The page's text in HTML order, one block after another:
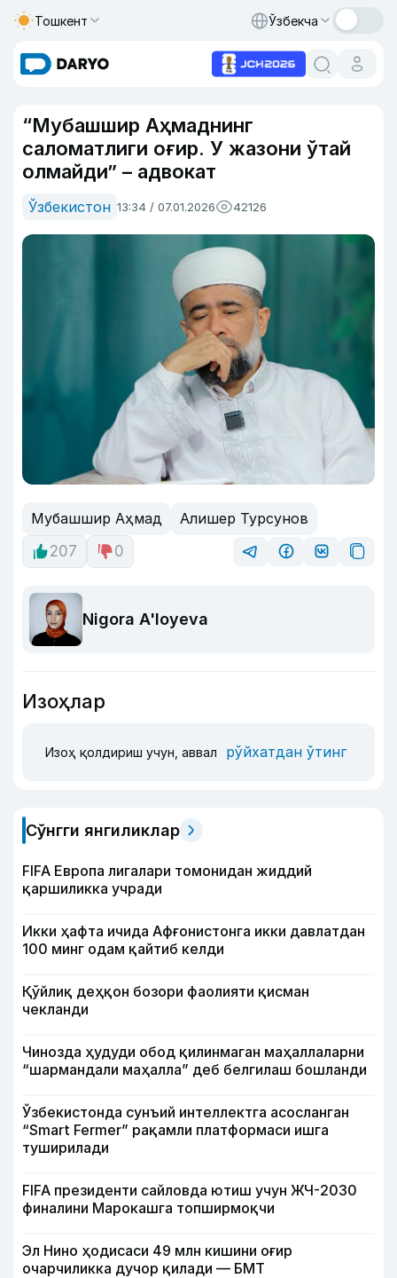
Тошкент Ўзбекча
“Мубашшир Аҳмаднинг
саломатлиги оғир. У жазони ўтай
олмайди” – адвокат
Ўзбекистон 13:34 / 07.01.2026 42126
Мубашшир Аҳмад
Алишер Турсунов
207
0
Nigora A'loyeva
Изоҳлар
Изоҳ қолдириш учун, аввал рўйхатдан ўтинг
Сўнгги янгиликлар
FIFA Европа лигалари томонидан жиддий
қаршиликка учради
Икки ҳафта ичида Афғонистонга икки давлатдан
100 минг одам қайтиб келди
Қўйлиқ деҳқон бозори фаолияти қисман
чекланди
Чинозда ҳудуди обод қилинмаган маҳаллаларни
“шармандали маҳалла” деб белгилаш бошланди
Ўзбекистонда сунъий интеллектга асосланган
“Smart Fermer” рақамли платформаси ишга
туширилади
FIFA президенти сайловда ютиш учун ЖЧ-2030
финалини Марокашга топширмоқчи
Эл Нино ҳодисаси 49 млн кишини оғир
очарчиликка дучор қилади — БМТ